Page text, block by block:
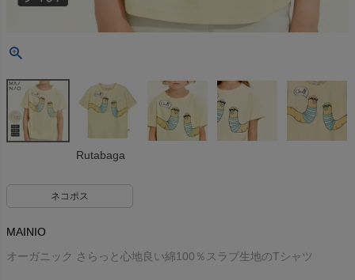
Rutabaga
ネコポス
MAINIO
オーガニック さらっと心地良い綿100％スラブ生地のTシャツ